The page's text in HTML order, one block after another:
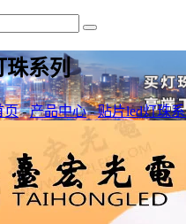
珠系列
页-产品中心-贴片led灯珠